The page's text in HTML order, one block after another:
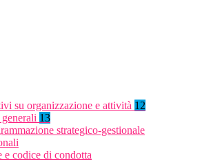
su organizzazione e attività 12
13
strategico-gestionale
codice di condotta